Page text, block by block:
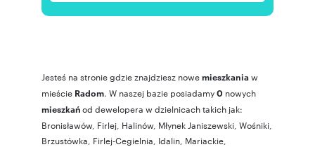
Jesteś na stronie gdzie znajdziesz nowemieszkaniaw
mieście Radom. W naszej bazie posiadamy0 nowych
mieszkańod dewelopera w dzielnicach takich jak:
Bronisławów, Firlej Halinów, Młynek Janiszewski Wośniki
Brzustówka Firlej-Cegielnia Idalin Mariackie